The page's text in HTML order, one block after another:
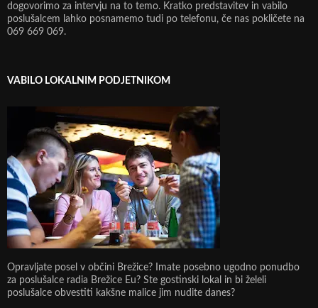
dogovorimo za intervju na to temo. Kratko predstavitev in vabilo
poslušalcem lahko posnamemo tudi po telefonu, če nas pokličete na
069 669 069.
VABILO LOKALNIM PODJETNIKOM
Opravljate posel v občini Brežice? Imate posebno ugodno ponudbo
za poslušalce radia Brežice Eu? Ste gostinski lokal in bi želeli
poslušalce obvestiti kakšne malice jim nudite danes?